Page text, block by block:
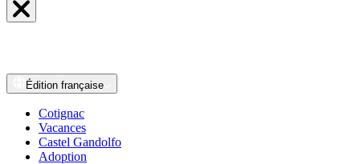
Édition française
Cotignac
Vacances
Castel Gandolfo
Adoption